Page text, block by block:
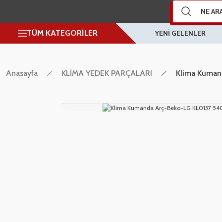
TÜM KATEGORİLER YENİ GELENLER
Anasayfa KLİMA YEDEK PARÇALARI Klima